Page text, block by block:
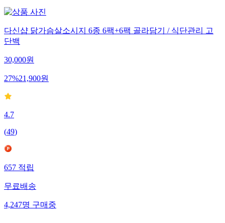
다신샵 닭가슴살소시지 6종 6팩+6팩 골라담기 / 식단관리 고
단백
30,000원
27%21,900원
4.7
(49)
657적립
무료배송
4,247명구매중